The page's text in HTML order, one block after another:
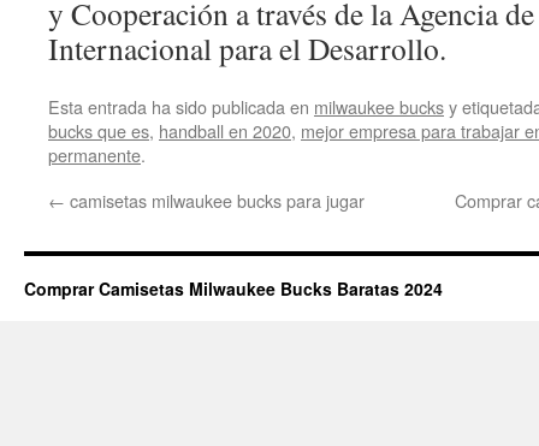
y Cooperación a través de la Agencia
Internacional para el Desarrollo.
Esta entrada ha sido publicada en milwaukee bucksy
bucks que es, handball en 2020, mejor empresa para trabajar
permanente.
← camisetas milwaukee bucks para jugar Comprar
Comprar Camisetas Milwaukee Bucks Baratas 2024